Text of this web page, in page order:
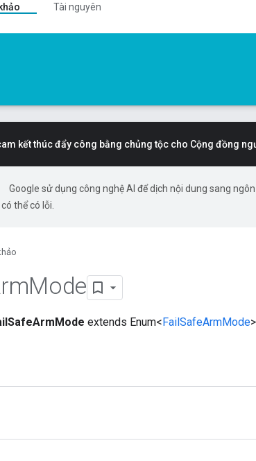
Tài nguyên
kết thúc đẩy công bằng chủng tộc cho Cộng đồng
Google sử dụng công nghệ AI để dịch nội dung sang
thể có lỗi.
Mode
extends Enum<FailSafeArmMode>